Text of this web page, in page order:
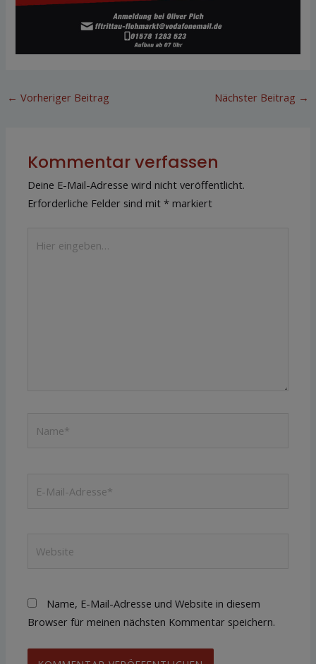
← Vorheriger Beitrag Nächster Beitrag →
Kommentar verfassen
Deine E-Mail-Adresse wird nicht veröffentlicht.
Erforderliche Felder sind mit* markiert
eingeben…
Mail-
Name, E-Mail-Adresse und Website in diesem
Browser für meinen nächsten Kommentar speichern.